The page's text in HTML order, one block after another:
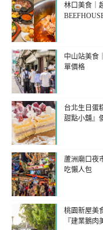
林口美食｜
中山站美食
單價格
台北生日蛋
甜點小舖』
蘆洲廟口夜
吃懶人包
桃園新屋美
『建業鵝